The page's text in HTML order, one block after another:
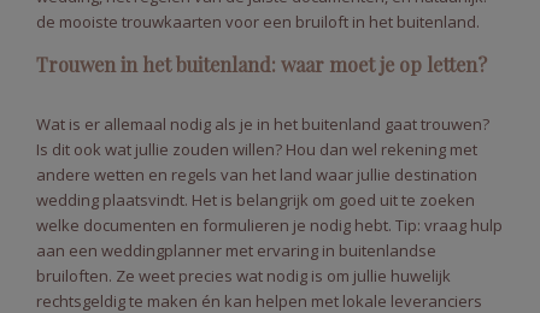
de mooiste trouwkaarten voor een bruiloft in het buitenland.
Trouwen in het buitenland: waar moet je op letten?
Wat is er allemaal nodig als je in het buitenland gaat trouwen?
Is dit ook wat jullie zouden willen? Hou dan wel rekening met
andere wetten en regels van het land waar jullie destination
wedding plaatsvindt. Het is belangrijk om goed uit te zoeken
welke documenten en formulieren je nodig hebt. Tip: vraag hulp
aan een weddingplanner met ervaring in buitenlandse
bruiloften. Ze weet precies wat nodig is om jullie huwelijk
rechtsgeldig te maken én kan helpen met lokale leveranciers